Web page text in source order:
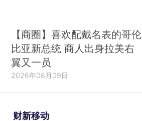
【商圈】喜欢配戴名表的哥伦
比亚新总统 商人出身拉美右
翼又一员
2026年08月09日
财新移动